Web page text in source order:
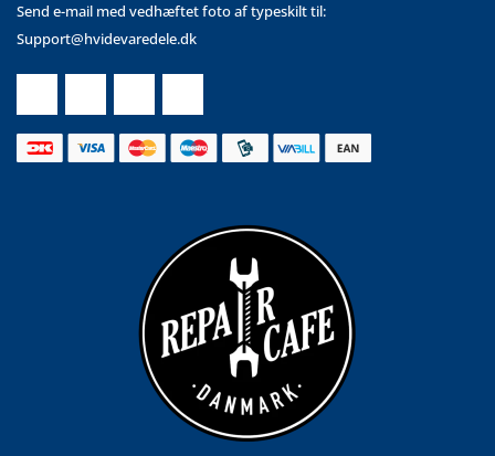
Send e-mail med vedhæftet foto af typeskilt til:
Support@hvidevaredele.dk